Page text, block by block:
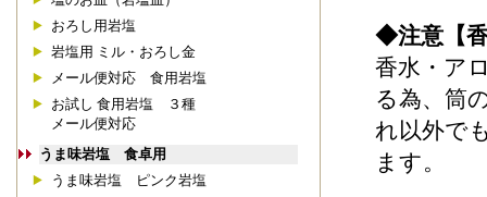
おろし用岩塩
岩塩用 ミル・おろし金
メール便対応 食用岩塩
お試し 食用岩塩 ３種
メール便対応
うま味岩塩 食卓用
うま味岩塩 ピンク岩塩
◆注意【
香水・ア
る為、筒
れ以外で
ます。